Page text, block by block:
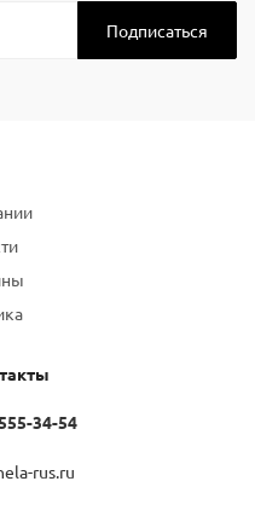
34-54
rus.ru